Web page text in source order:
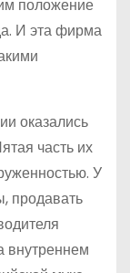
положение
И эта фирма
оказались
часть их
У
продавать
внутреннем